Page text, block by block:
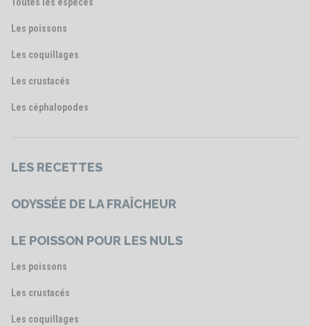
Toutes les espèces
Les poissons
Les coquillages
Les crustacés
Les céphalopodes
LES RECETTES
ODYSSÉE DE LA FRAÎCHEUR
LE POISSON POUR LES NULS
Les poissons
Les crustacés
Les coquillages